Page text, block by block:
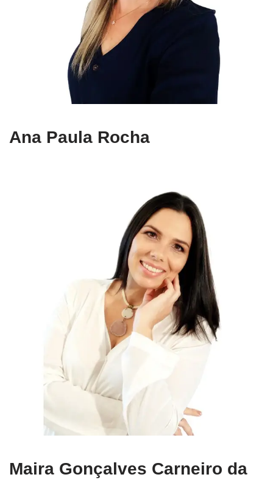
Ana Paula Rocha
Maira Gonçalves Carneiro da